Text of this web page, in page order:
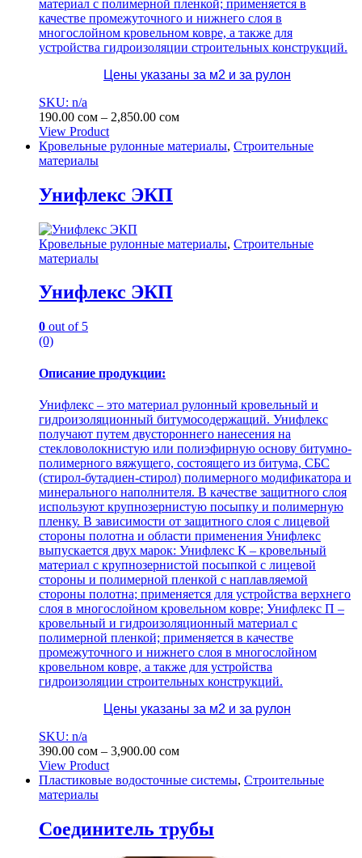
материал с полимерной пленкой; применяется в
качестве промежуточного и нижнего слоя в
многослойном кровельном ковре, а также для
устройства гидроизоляции строительных конструкций.
Цены указаны за м2 и за рулон
SKU: n/a
190.00 сом – 2,850.00 сомДиапазон
190.00 сом
View Product
Этот
товар
несколько
вариаций.
можно
выбрать
на
товара.
Кровельные рулонные материалы, Строительные
материалы
Унифлекс ЭКП
Кровельные рулонные материалы, Строительные
материалы
Унифлекс ЭКП
0 out of 5
(0)
Описание продукции:
Унифлекс – это материал рулонный кровельный и
гидроизоляционный битумосодержащий. Унифлекс
получают путем двустороннего нанесения на
стекловолокнистую или полиэфирную основу битумно-
полимерного вяжущего, состоящего из битума, СБС
(стирол-бутадиен-стирол) полимерного модификатора и
минерального наполнителя. В качестве защитного слоя
используют крупнозернистую посыпку и полимерную
пленку. В зависимости от защитного слоя с лицевой
стороны полотна и области применения Унифлекс
выпускается двух марок: Унифлекс К – кровельный
материал с крупнозернистой посыпкой с лицевой
стороны и полимерной пленкой с наплавляемой
стороны полотна; применяется для устройства верхнего
слоя в многослойном кровельном ковре; Унифлекс П –
кровельный и гидроизоляционный материал с
полимерной пленкой; применяется в качестве
промежуточного и нижнего слоя в многослойном
кровельном ковре, а также для устройства
гидроизоляции строительных конструкций.
Цены указаны за м2 и за рулон
SKU: n/a
390.00 сом – 3,900.00 сомДиапазон
390.00 сом
View Product
Этот
товар
несколько
вариаций.
Пластиковые водосточные системы, Строительные
материалы
Соединитель трубы